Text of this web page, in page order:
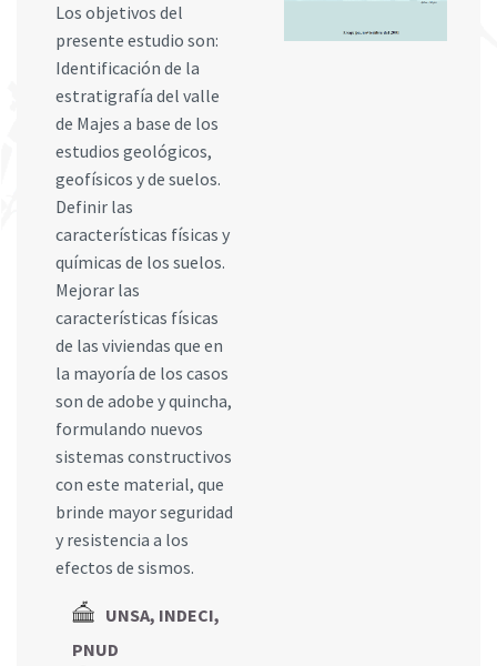
Los objetivos del
presente estudio son:
Identificación de la
estratigrafía del valle
de Majes a base de los
estudios geológicos,
geofísicos y de suelos.
Definir las
características físicas y
químicas de los suelos.
Mejorar las
características físicas
de las viviendas que en
la mayoría de los casos
son de adobe y quincha,
formulando nuevos
sistemas constructivos
con este material, que
brinde mayor seguridad
y resistencia a los
efectos de sismos.
UNSA, INDECI,
PNUD